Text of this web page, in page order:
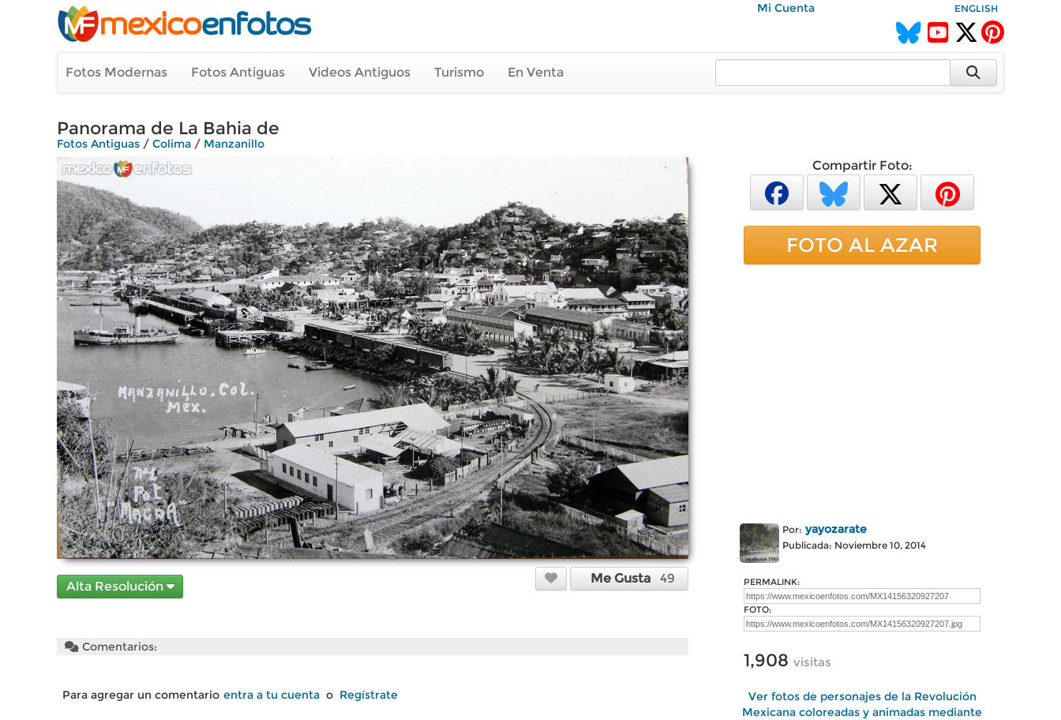
Mi Cuenta ENGLISH
Fotos Modernas Fotos Antiguas Videos Antiguos Turismo En Venta
Panorama de La Bahia de
Fotos Antiguas / Colima / Manzanillo
Alta Resolución
Me Gusta 49
Comentarios:
Para agregar un comentario entra a tu cuenta o Regístrate
Compartir Foto:
FOTO AL AZAR
Por: yayozarate
Publicada: Noviembre 10, 2014
PERMALINK:
FOTO:
1,908 visitas
Ver fotos de personajes de la Revolución
Mexicana coloreadas y animadas mediante